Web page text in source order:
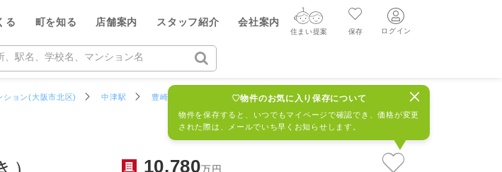
る 町を知る 店舗案内 スタッフ紹介 会社案内
ログイン
保存
住まい提案
新規会員登録
AIウィルくんの提案
AI住まい提案を受ける
ログイン
新規会員登録
デザイン・コンサルティング
物件番号 940889R 質問・見学予約する
ション(大阪市北区) 中津駅 豊崎3丁目 ブランズタワー梅田 North 940889R
♡物件のお気に入り保存について
物件を保存すると、いつでもマイページで確認でき、価格が変更
された際は、メールでいち早くお知らせします。
10,780万円